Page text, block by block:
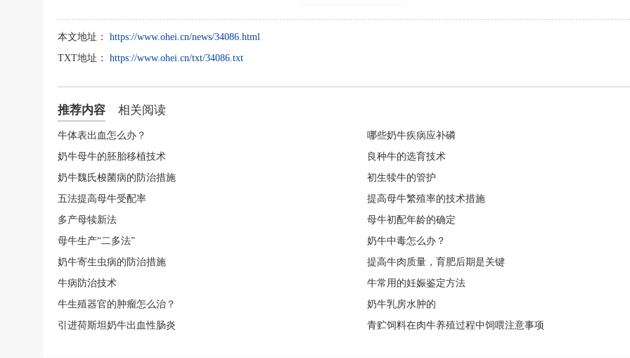
本文地址：
https://www.ohei.cn/news/34086.html
TXT地址：
https://www.ohei.cn/txt/34086.txt
推荐内容 相关阅读
牛体表出血怎么办？
哪些奶牛疾病应补磷
奶牛母牛的胚胎移植技术
良种牛的选育技术
奶牛魏氏梭菌病的防治措施
初生犊牛的管护
五法提高母牛受配率
提高母牛繁殖率的技术措施
多产母犊新法
母牛初配年龄的确定
母牛生产“二多法”
奶牛中毒怎么办？
奶牛寄生虫病的防治措施
提高牛肉质量，育肥后期是关键
牛病防治技术
牛常用的妊娠鉴定方法
牛生殖器官的肿瘤怎么治？
奶牛乳房水肿的
引进荷斯坦奶牛出血性肠炎
青贮饲料在肉牛养殖过程中饲喂注意事项